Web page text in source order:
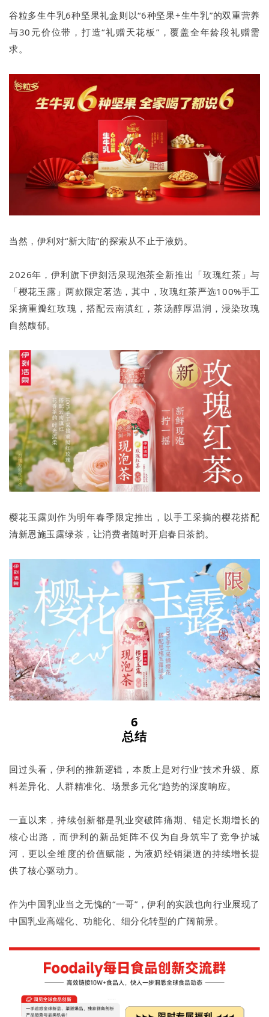
谷粒多生牛乳6种坚果礼盒则以“6种坚果+生牛乳”的双重营养
与30元价位带，打造“礼赠天花板”，覆盖全年龄段礼赠需
求。
当然，伊利对“新大陆”的探索从不止于液奶。
2026年，伊利旗下伊刻活泉现泡茶全新推出「玫瑰红茶」与
「樱花玉露」两款限定茗选，其中，玫瑰红茶严选100%手工
采摘重瓣红玫瑰，搭配云南滇红，茶汤醇厚温润，浸染玫瑰
自然馥郁。
樱花玉露则作为明年春季限定推出，以手工采摘的樱花搭配
清新恩施玉露绿茶，让消费者随时开启春日茶韵。
6
总结
回过头看，伊利的推新逻辑，本质上是对行业“技术升级、原
料差异化、人群精准化、场景多元化”趋势的深度响应。
一直以来，持续创新都是乳业突破阵痛期、锚定长期增长的
核心出路，而伊利的新品矩阵不仅为自身筑牢了竞争护城
河，更以全维度的价值赋能，为液奶经销渠道的持续增长提
供了核心驱动力。
作为中国乳业当之无愧的“一哥”，伊利的实践也向行业展现了
中国乳业高端化、功能化、细分化转型的广阔前景。